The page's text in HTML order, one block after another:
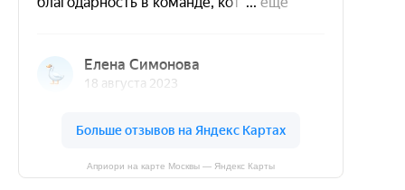
Априори на карте Москвы — Яндекс Карты